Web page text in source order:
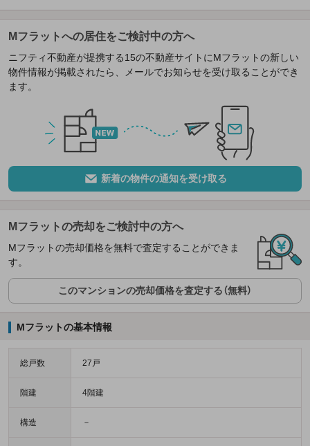
Mフラットへの居住をご検討中の方へ
ニフティ不動産が提携する15の不動産サイトにMフラットの新しい
物件情報が掲載されたら、メールでお知らせを受け取ることができ
ます。
新着の物件の通知を受け取る
Mフラットの売却をご検討中の方へ
Mフラットの売却価格を無料で査定することができま
す。
このマンションの売却価格を査定する（無料）
Mフラットの基本情報
総戸数 27戸
階建 4階建
構造 －